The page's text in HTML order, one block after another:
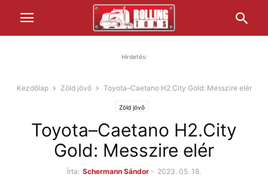
Hirdetés:
Kezdőlap Zöld jövő Toyota–Caetano H2.City Gold: Messzire elér
Zöld jövő
Toyota–Caetano H2.City
Gold: Messzire elér
Írta: Schermann Sándor - 2023. 05. 18.